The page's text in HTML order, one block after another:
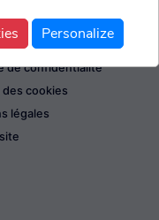
générales de
de confidentialité
des cookies
légales
Personalize